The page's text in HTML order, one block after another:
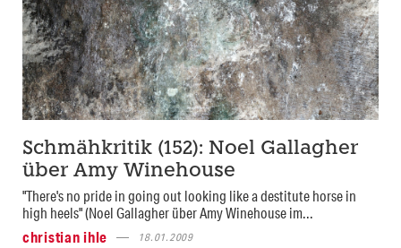
Schmähkritik (152): Noel Gallagher
über Amy Winehouse
"There's no pride in going out looking like a destitute horse in
high heels" (Noel Gallagher über Amy Winehouse im...
christian ihle
18.01.2009